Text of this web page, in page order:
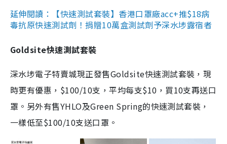
延伸閱讀：【快速測試套裝】香港口罩廠acc+推$18病
毒抗原快速測試劑！捐贈10萬盒測試劑予深水埗露宿者
Goldsite快速測試套裝
深水埗電子特賣城現正發售Goldsite快速測試套裝，現
時更有優惠，$100/10支，平均每支$10，買10支再送口
罩。另外有售YHLO及Green Spring的快速測試套裝，
一樣低至$100/10支送口罩。